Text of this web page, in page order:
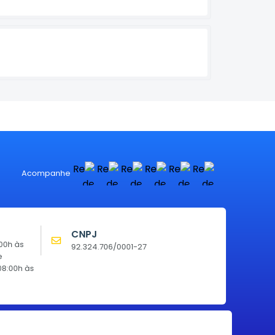
Acompanhe
às
às
CNPJ
92.324.706/0001-27